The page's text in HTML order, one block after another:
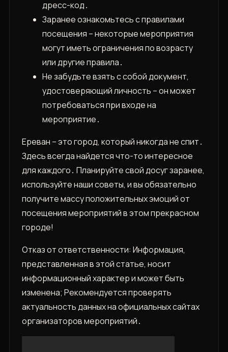
дресс-код․
Заранее ознакомьтесь с правилами
посещения – некоторые мероприятия
могут иметь ограничения по возрасту
или другие правила․
Не забудьте взять с собой документ,
удостоверяющий личность – он может
потребоваться при входе на
мероприятие․
Ереван – это город, который никогда не спит․
Здесь всегда найдется что-то интересное
для каждого․ Планируйте свой досуг заранее,
используйте наши советы, и вы обязательно
получите массу положительных эмоций от
посещения мероприятий в этом прекрасном
городе!
Отказ от ответственности: Информация,
представленная в этой статье, носит
информационный характер и может быть
изменена; Рекомендуется проверять
актуальность данных на официальных сайтах
организаторов мероприятий․